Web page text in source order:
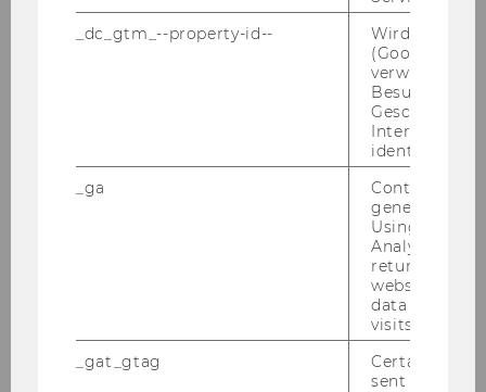
Institut für Wirtschafts- und
o. Univ.Prof. Dr. Horst Pfeiffle
Institut für Bildungswissenschaft
o. Univ.Prof. Dr. Johann August
Institut für Soziologie und
Empirische Sozialforschung
o. Univ.Prof. Dr. Gerhard Vogel
_dc_gtm_--property-id--
Wird von
(Google Tag
verwendet,
Besucher
Geschlecht
Interessen zu
identifizieren.
_ga
Contains a
generated
Using this
Analytics can
returning
website and
data from
visits.
_gat_gtag
Certain data
sent to